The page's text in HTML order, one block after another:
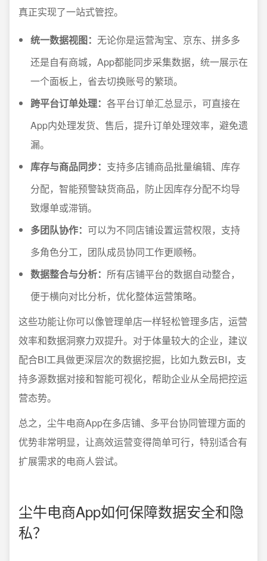
真正实现了一站式管控。
统一数据视图： 无论你是运营淘宝、京东、拼多多
还是自有商城，App都能同步采集数据，统一展示在
一个面板上，省去切换账号的繁琐。
跨平台订单处理： 各平台订单汇总显示，可直接在
App内处理发货、售后，提升订单处理效率，避免遗
漏。
库存与商品同步： 支持多店铺商品批量编辑、库存
分配，智能预警缺货商品，防止因库存分配不均导
致爆单或滞销。
多团队协作： 可以为不同店铺设置运营权限，支持
多角色分工，团队成员协同工作更顺畅。
数据整合与分析： 所有店铺平台的数据自动整合，
便于横向对比分析，优化整体运营策略。
这些功能让你可以像管理单店一样轻松管理多店，运营
效率和数据洞察力双提升。对于体量较大的企业，建议
配合BI工具做更深层次的数据挖掘，比如九数云BI，支
持多源数据对接和智能可视化，帮助企业从全局把控运
营态势。
总之，尘牛电商App在多店铺、多平台协同管理方面的
优势非常明显，让高效运营变得简单可行，特别适合有
扩展需求的电商人尝试。
尘牛电商App如何保障数据安全和隐
私？